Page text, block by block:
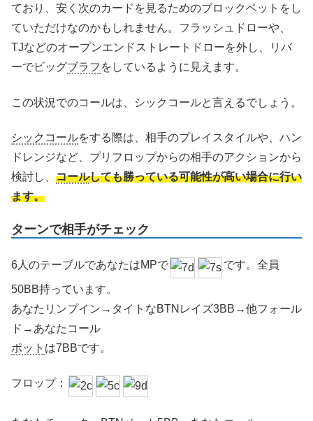
ており、安く次のカードを見るためのブロックベットをし
ていただけなのかもしれません。フラッシュドローや、
TJなどのオープンエンドストレートドローを外し、リバ
ーでビッグブラフ をしているように見えます。
この状況でのコールは、シックコールと言えるでしょう。
シックコールをする際は、相手のプレイスタイルや、ハン
ドレンジなど、プリフロップからの相手のアクションから
検討し、 コールしても勝っている可能性が高い場合に行い
ます。
ターンで相手がチェック
6人のテーブルであなたはMPで です。全員
50BB持っています。
あなたリンプイン→タイトなBTNレイズ3BB→他フォール
ド→あなたコール
ポット は7BBです。
フロップ：